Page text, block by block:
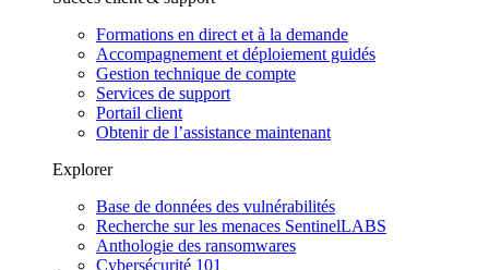
Formations en direct et à la demande
Accompagnement et déploiement guidés
Gestion technique de compte
Services de support
Portail client
Obtenir de l’assistance maintenant
Explorer
Base de données des vulnérabilités
Recherche sur les menaces SentinelLABS
Anthologie des ransomwares
Cybersécurité 101